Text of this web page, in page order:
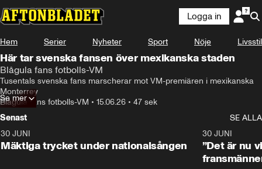
Logga in
Hem Serier Nyheter Sport Nöje Livsstil
Här tar svenska fansen över mexikanska staden
Blågula fans fotbolls-VM
Tusentals svenska fans marscherar mot VM-premiären i mexikanska
Blågula fans fotbolls-VM • 15.06.26 • 47 sek
Se mer
Senast
SE ALLA
30 JUNI
Mäktiga trycket under nationalsången
30 JUNI
”Det är nu